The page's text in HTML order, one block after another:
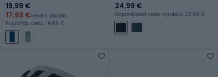
19,99 €
17,99 €cena s kódom
Najnižšia cena: 16,99 €
24,99 €
Odporúčaná cena výrobcu: 29,99 €